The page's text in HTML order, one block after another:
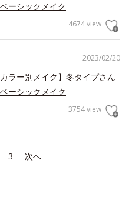
ーシックメイク
4674 view
2023/02/20
カラー別メイク】冬タイプさん
ーシックメイク
3754 view
3 次へ